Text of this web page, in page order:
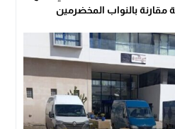
مقارنة بالنواب المخضرمين